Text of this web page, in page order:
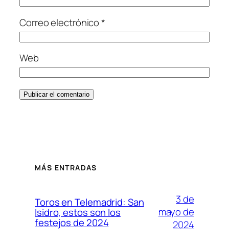
Correo electrónico*
Web
MÁS ENTRADAS
Toros en Telemadrid: San
Isidro, estos son los
festejos de 2024
3 de
mayo de
2024